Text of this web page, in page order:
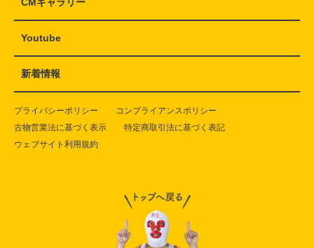
Youtube
新着情報
プライバシーポリシー
コンプライアンスポリシー
古物営業法に基づく表示
特定商取引法に基づく表記
ウェブサイト利用規約